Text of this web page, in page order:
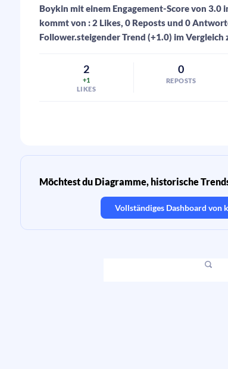
Boykin mit einem Engagement-Score von 3.0
kommt von : 2 Likes, 0 Reposts und 0
Follower.steigender Trend (+1.0) im
2
+1
LIKES
0
REPOSTS
Möchtest du Diagramme, historische
Vollständiges Dashboard von